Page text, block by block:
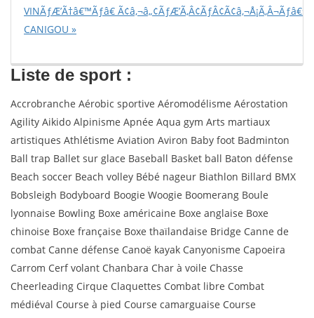
VINÃƒÆ’Ã†â€™Ãƒâ€
CANIGOU »
Liste de sport :
Accrobranche Aérobic sportive Aéromodélisme Aérostation
Agility Aikido Alpinisme Apnée Aqua gym Arts martiaux
artistiques Athlétisme Aviation Aviron Baby foot Badminton
Ball trap Ballet sur glace Baseball Basket ball Baton défense
Beach soccer Beach volley Bébé nageur Biathlon Billard BMX
Bobsleigh Bodyboard Boogie Woogie Boomerang Boule
lyonnaise Bowling Boxe américaine Boxe anglaise Boxe
chinoise Boxe française Boxe thaïlandaise Bridge Canne de
combat Canne défense Canoë kayak Canyonisme Capoeira
Carrom Cerf volant Chanbara Char à voile Chasse
Cheerleading Cirque Claquettes Combat libre Combat
médiéval Course à pied Course camarguaise Course